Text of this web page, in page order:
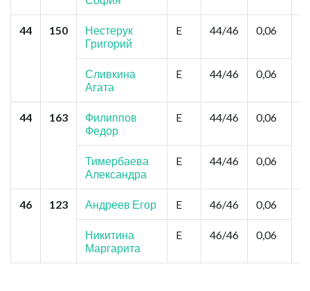
44 150
Нестерук
Григорий
E 44/46 0,06
Сливкина
Агата
E 44/46 0,06
44 163
Филиппов
Федор
E 44/46 0,06
Тимербаева
Александра
E 44/46 0,06
46 123 Андреев Егор E 46/46 0,06
Никитина
Маргарита
E 46/46 0,06